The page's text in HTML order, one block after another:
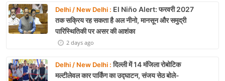
Delhi / New Delhi : El Niño Alert: फरवरी 2027
तक सक्रिय रह सकता है अल नीनो, मानसून और समुद्री
पारिस्थितिकी पर असर की आशंका
2 days ago
Delhi / New Delhi :दिल्ली में 14 मंजिला रोबोटिक
मल्टीलेवल कार पार्किंग का उद्घाटन, संजय सेठ बोले-